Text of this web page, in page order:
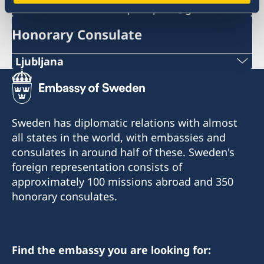
ambassaden.budapest-pass@gov.se
Honorary Consulate
Ljubljana
Telephone:
+386 1-433 04 70
E-mail:
office.ljubljana@swe-consulate.si
Honorary Consulate General of Sweden
Kersnikova 6
Opening hours: Tuesday-Thursday 10.00-13.00
Sweden has diplomatic relations with almost
all states in the world, with embassies and
consulates in around half of these. Sweden's
foreign representation consists of
approximately 100 missions abroad and 350
honorary consulates.
Find the embassy you are looking for: